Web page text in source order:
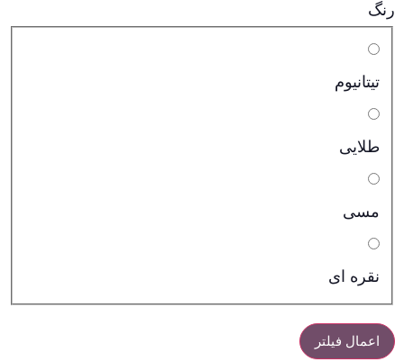
رنگ
تیتانیوم
طلایی
مسی
نقره ای
اعمال فیلتر